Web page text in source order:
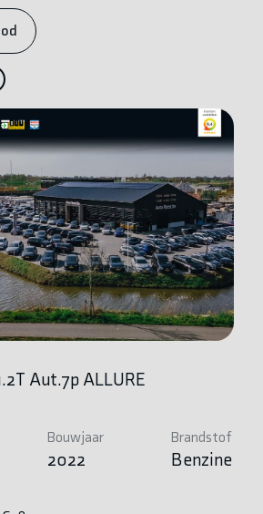
Aut.7p ALLURE
Bouwjaar
2022
Brandstof
Benzine